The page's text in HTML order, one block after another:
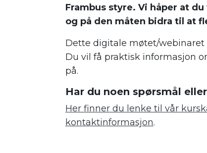
Frambus styre. Vi håper at
og på den måten bidra til at
Dette digitale møtet/webinaret
Du vil få praktisk informasjon
på.
Har du noen spørsmål
Her finner du lenke til vår
kontaktinformasjon.